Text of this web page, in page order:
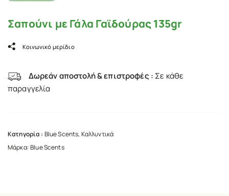
Σαπούνι με Γάλα Γαϊδούρας 135gr
Κοινωνικό μερίδιο
Δωρεάν αποστολή & επιστροφές : Σε κάθε
παραγγελία
Κατηγορία : Blue Scents, Καλλυντικά
Μάρκα:Blue Scents